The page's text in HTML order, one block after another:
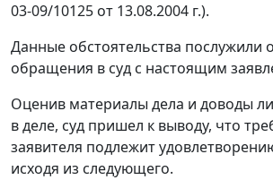
03-09/10125 от 13.08.2004 г.).
Данные обстоятельства послужили
обращения в суд с настоящим
Оценив материалы дела и доводы
в деле, суд пришел к выводу, что
заявителя подлежит
исходя из следующего.